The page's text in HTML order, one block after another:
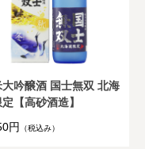
大吟醸酒 国士無双 北海
【高砂酒造】
円
（税込み）